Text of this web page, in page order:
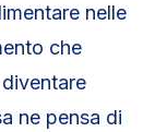
nelle
che
ne pensa di